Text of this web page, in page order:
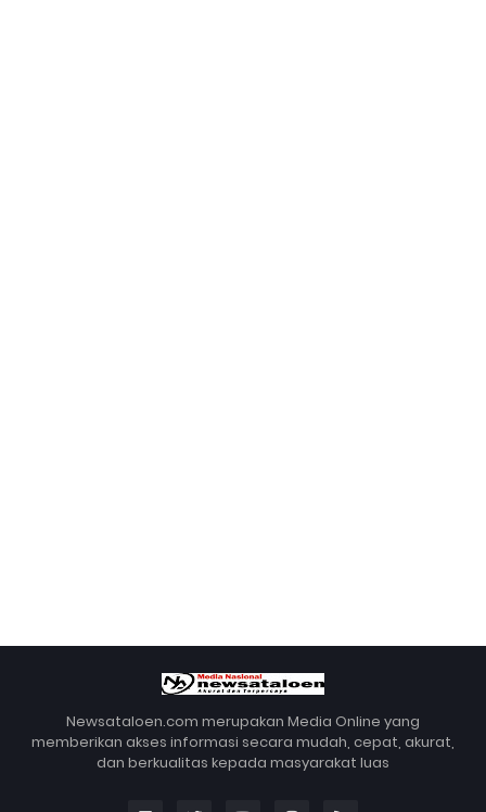
Newsataloen.com merupakan Media Online yang
memberikan akses informasi secara mudah, cepat, akurat,
dan berkualitas kepada masyarakat luas